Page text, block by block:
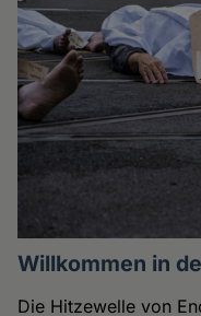
Willkommen in
Die Hitzewelle von